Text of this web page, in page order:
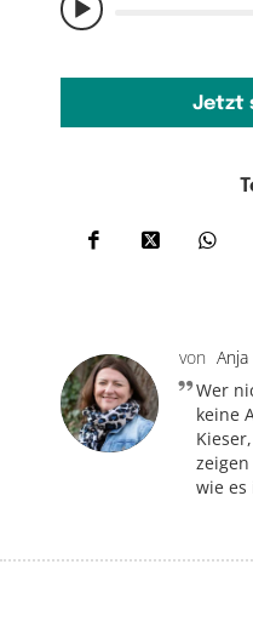
Jetzt
von
Wer
keine
wie es